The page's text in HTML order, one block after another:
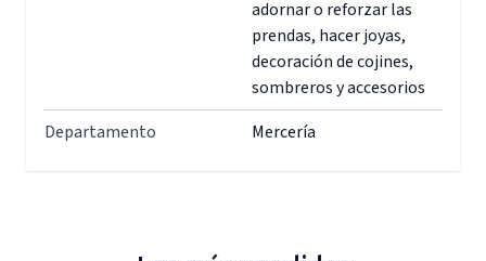
adornar o reforzar las
prendas, hacer joyas,
decoración de cojines,
sombreros y accesorios
Departamento
Mercería